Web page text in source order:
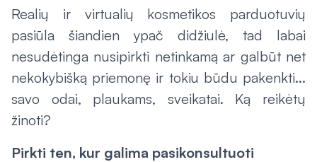
Realių ir virtualių kosmetikos parduotuvių
pasiūla šiandien ypač didžiulė, tad labai
nesudėtinga nusipirkti netinkamą ar galbūt net
nekokybišką priemonę ir tokiu būdu pakenkti...
savo odai, plaukams, sveikatai. Ką reikėtų
žinoti?
Pirkti ten, kur galima pasikonsultuoti